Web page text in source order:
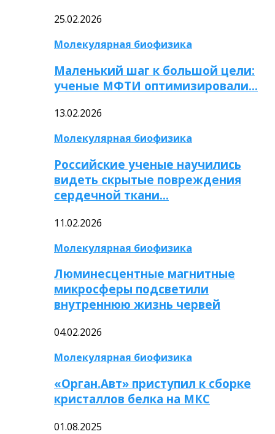
25.02.2026
Молекулярная биофизика
Маленький шаг к большой цели:
ученые МФТИ оптимизировали…
13.02.2026
Молекулярная биофизика
Российские ученые научились
видеть скрытые повреждения
сердечной ткани…
11.02.2026
Молекулярная биофизика
Люминесцентные магнитные
микросферы подсветили
внутреннюю жизнь червей
04.02.2026
Молекулярная биофизика
«Орган.Авт» приступил к сборке
кристаллов белка на МКС
01.08.2025